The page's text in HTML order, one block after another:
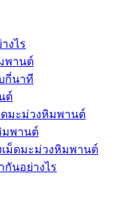
งไร
พานต์
กี่นาที
ต์
ดมะม่วงหิมพานต์
มพานต์
ม็ดมะม่วงหิมพานต์
นอย่างไร